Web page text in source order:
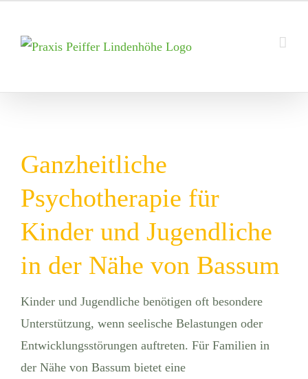
Inhalt
springen
Ganzheitliche
Psychotherapie für
Kinder und Jugendliche
in der Nähe von Bassum
Kinder und Jugendliche benötigen oft besondere
Unterstützung, wenn seelische Belastungen oder
Entwicklungsstörungen auftreten. Für Familien in
der Nähe von Bassum bietet eine